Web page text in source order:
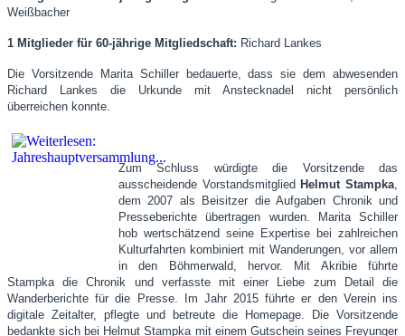
Weißbacher
1 Mitglieder für 60-jährige Mitgliedschaft: Richard Lankes
Die Vorsitzende Marita Schiller bedauerte, dass sie dem abwesenden
Richard Lankes die Urkunde mit Anstecknadel nicht persönlich
überreichen konnte.
Zum Schluss würdigte die Vorsitzende das
ausscheidende VorstandsmitgliedHelmut Stampka
dem 2007 als Beisitzer die Aufgaben Chronik und
Presseberichte übertragen wurden. Marita Schiller
hob wertschätzend seine Expertise bei zahlreichen
Kulturfahrten kombiniert mit Wanderungen, vor allem
in den Böhmerwald, hervor. Mit Akribie führte
Stampka die Chronik und verfasste mit einer Liebe zum Detail die
Wanderberichte für die Presse. Im Jahr 2015 führte er den Verein ins
digitale Zeitalter, pflegte und betreute die Homepage. Die Vorsitzende
bedankte sich bei Helmut Stampka mit einem Gutschein seines Freyunger